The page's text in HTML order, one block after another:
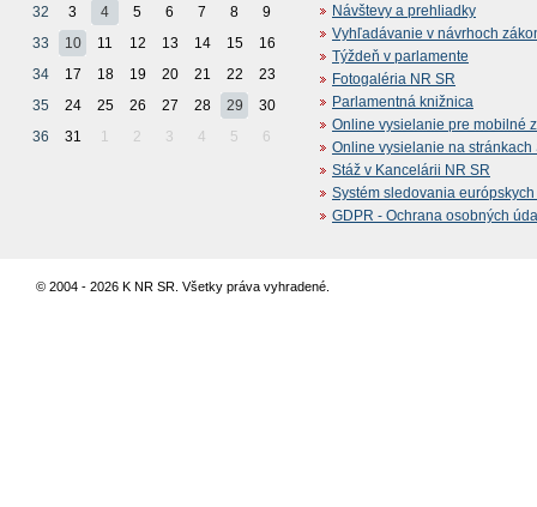
32
3 4 5 6 7 8
9
33
10 11 12 13 14 15
16
34
17 18 19 20 21 22
23
35
24 25 26 27 28 29
30
36
31 1 2 3 4 5 6
Návštevy a prehliadky
Vyhľadávanie v návrhoch
Týždeň v parlamente
Fotogaléria NR SR
Parlamentná knižnica
Online vysielanie pre mobilné
Online vysielanie na stránkach
Stáž v Kancelárii NR SR
Systém sledovania
GDPR - Ochrana osobných
© 2004 - 2026 K NR SR. Všetky práva vyhradené.